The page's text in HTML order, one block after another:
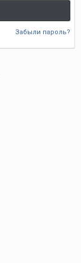
Забыли пароль?